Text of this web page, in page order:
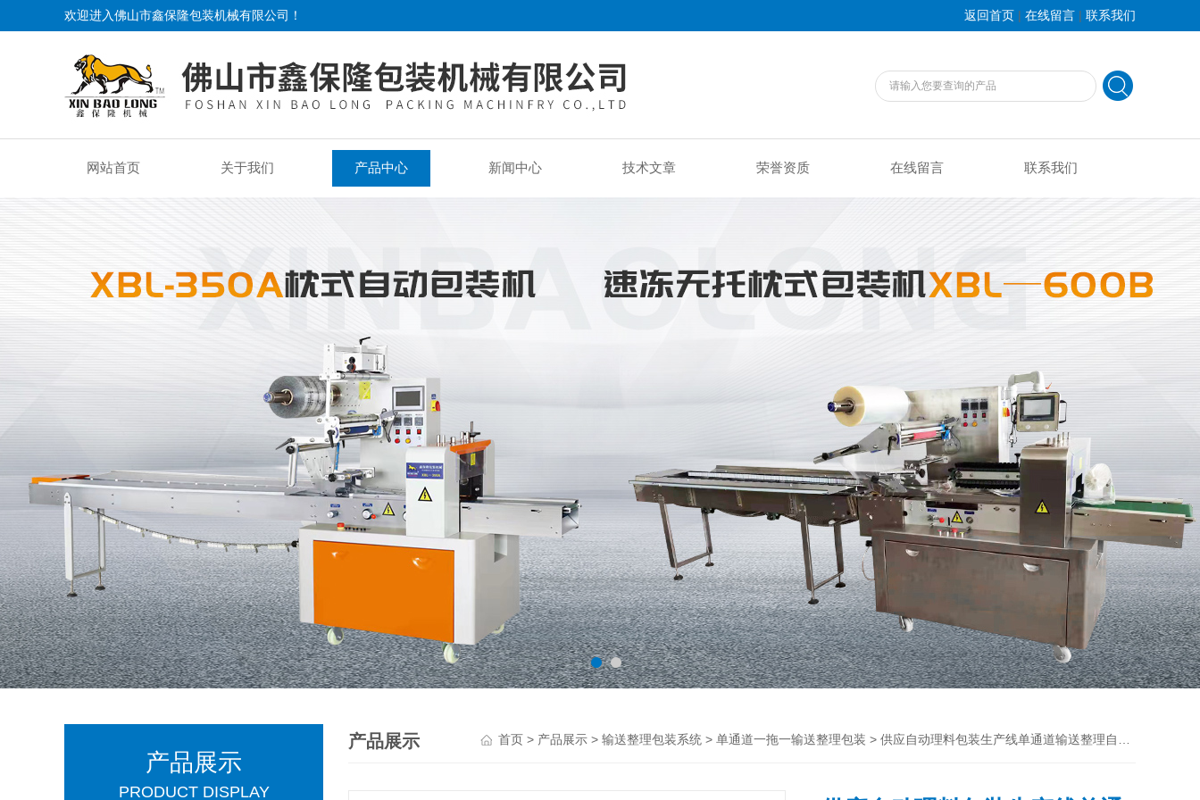
欢迎进入佛山市鑫保隆包装机械有限公司！ 返回首页 | 在线留言 | 联系我们
网站首页 关于我们 产品中心 新闻中心 技术文章 荣誉资质 在线留言 联系我们
产品展示
PRODUCT DISPLAY
产品展示 首页> 产品展示> 输送整理包装系统> 单通道一拖一输送整理包装 > 供应自动理料包装生产线单通道输送整理自动包装机